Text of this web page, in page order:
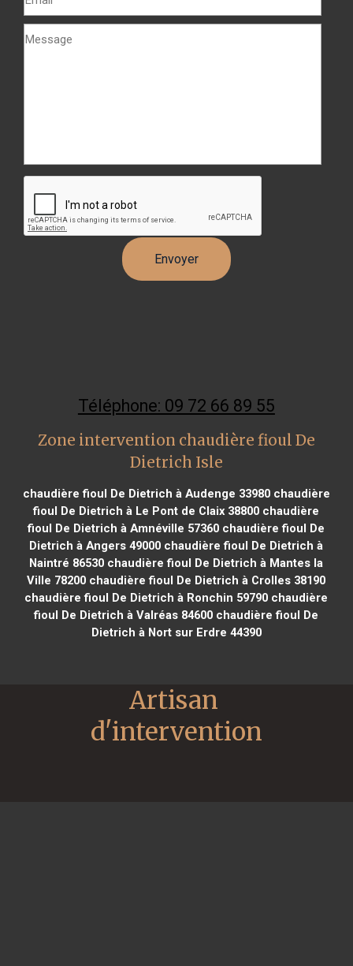
Téléphone: 09 72 66 89 55
Zone intervention chaudière fioul De
Dietrich Isle
chaudière fioul De Dietrich à Audenge 33980chaudière
fioul De Dietrich à Le Pont de Claix 38800 chaudière
fioul De Dietrich à Amnéville 57360 chaudière fioul De
Dietrich à Angers 49000 chaudière fioul De Dietrich à
Naintré 86530 chaudière fioul De Dietrich à Mantes la
Ville 78200 chaudière fioul De Dietrich à Crolles 38190
chaudière fioul De Dietrich à Ronchin 59790 chaudière
fioul De Dietrich à Valréas 84600 chaudière fioul De
Dietrich à Nort sur Erdre 44390
Artisan
d'intervention